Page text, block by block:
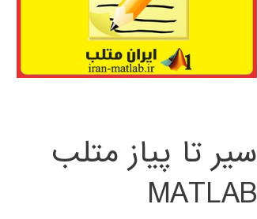
سیر تا پیاز متلب
MATLAB